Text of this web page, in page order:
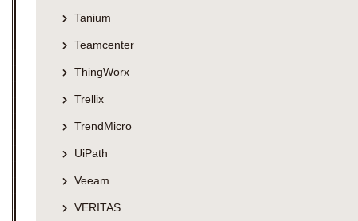
Tanium
Teamcenter
ThingWorx
Trellix
TrendMicro
UiPath
Veeam
VERITAS